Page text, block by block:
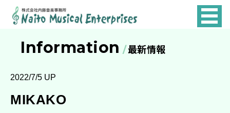
MUSICAL
ENTERPRISES
Information 最新情報
2022/7/5 UP
MIKAKO